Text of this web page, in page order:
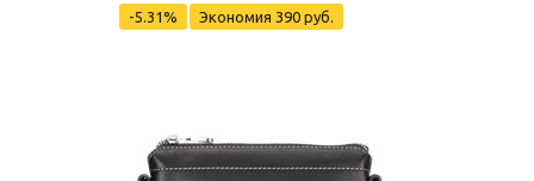
-5.31%
Экономия 390 руб.